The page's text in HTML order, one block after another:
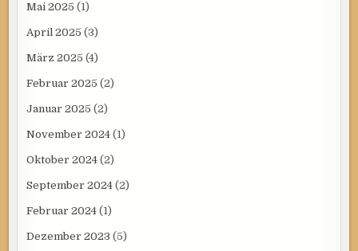
Mai 2025 (1)
April 2025 (3)
März 2025 (4)
Februar 2025 (2)
Januar 2025 (2)
November 2024 (1)
Oktober 2024 (2)
September 2024 (2)
Februar 2024 (1)
Dezember 2023 (5)